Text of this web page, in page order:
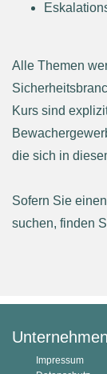
Alle Themen
Kurs sind
die sich in
Sofern Sie
suchen, finden
Unternehmen
Impressum